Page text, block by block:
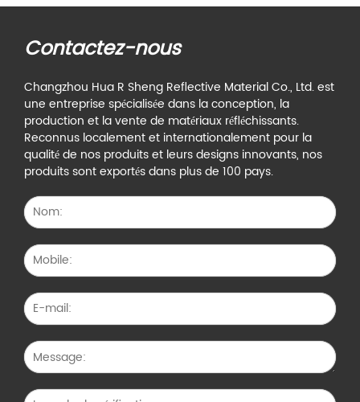
Contactez-nous
Changzhou Hua R Sheng Reflective Material Co., Ltd. est
une entreprise spécialisée dans la conception, la
production et la vente de matériaux réfléchissants.
Reconnus localement et internationalement pour la
qualité de nos produits et leurs designs innovants, nos
produits sont exportés dans plus de 100 pays.